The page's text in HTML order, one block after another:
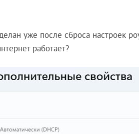
уже после сброса настроек
работает?